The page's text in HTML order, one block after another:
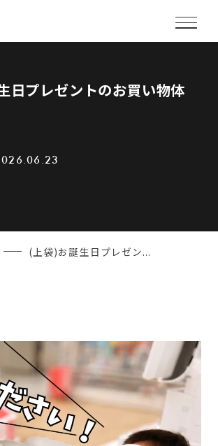
日プレゼントのお買い物体
(上袋)お誕生日プレゼン...